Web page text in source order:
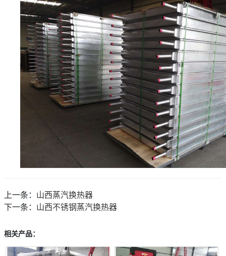
上一条： 山西蒸汽换热器
下一条： 山西不锈钢蒸汽换热器
相关产品：